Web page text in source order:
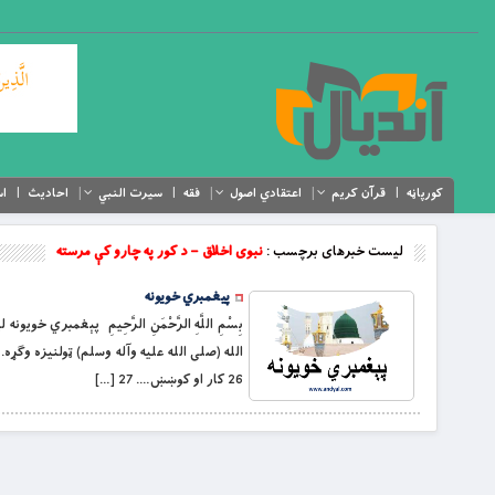
کورپاڼه قرآن کریم اعتقادي اصول فقه سیرت النبي احادیث
لیست خبرهای برچسب :نبوی اخلاق – د کور په چارو کې مرسته
پیغمبري خویونه
26 کار او کوښښ…. 27 […]